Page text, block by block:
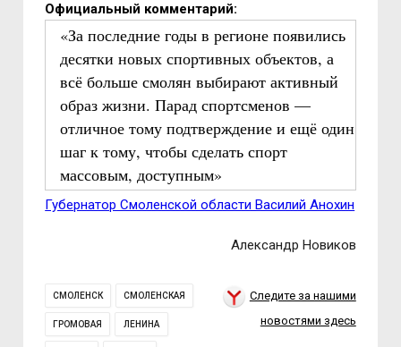
Официальный комментарий:
«За последние годы в регионе появились
десятки новых спортивных объектов, а
всё больше смолян выбирают активный
образ жизни. Парад спортсменов —
отличное тому подтверждение и ещё один
шаг к тому, чтобы сделать спорт
массовым, доступным»
Губернатор Смоленской области Василий Анохин
Александр Новиков
СМОЛЕНСК СМОЛЕНСКАЯ
ГРОМОВАЯ ЛЕНИНА
Следите за нашими
новостями здесь